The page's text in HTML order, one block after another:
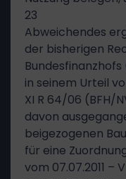
23
Abweichendes
der bisherigen
Bundesfinanzhofs
in seinem Urteil
XI R 64/06 (BFH/
davon
beigezogenen
für eine
vom 07.07.2011 –